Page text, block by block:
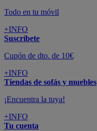
Todo en tu móvil
+INFO
Suscríbete
Cupón de dto. de 10€
+INFO
Tiendas de sofás y muebles
¡Encuentra la tuya!
+INFO
Tu cuenta